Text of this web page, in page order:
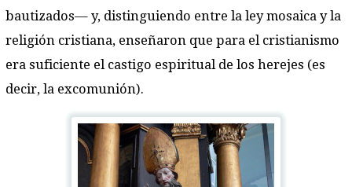
bautizados— y, distinguiendo entre la ley mosaica y la
religión cristiana, enseñaron que para el cristianismo
era suficiente el castigo espiritual de los herejes (es
decir, la excomunión).